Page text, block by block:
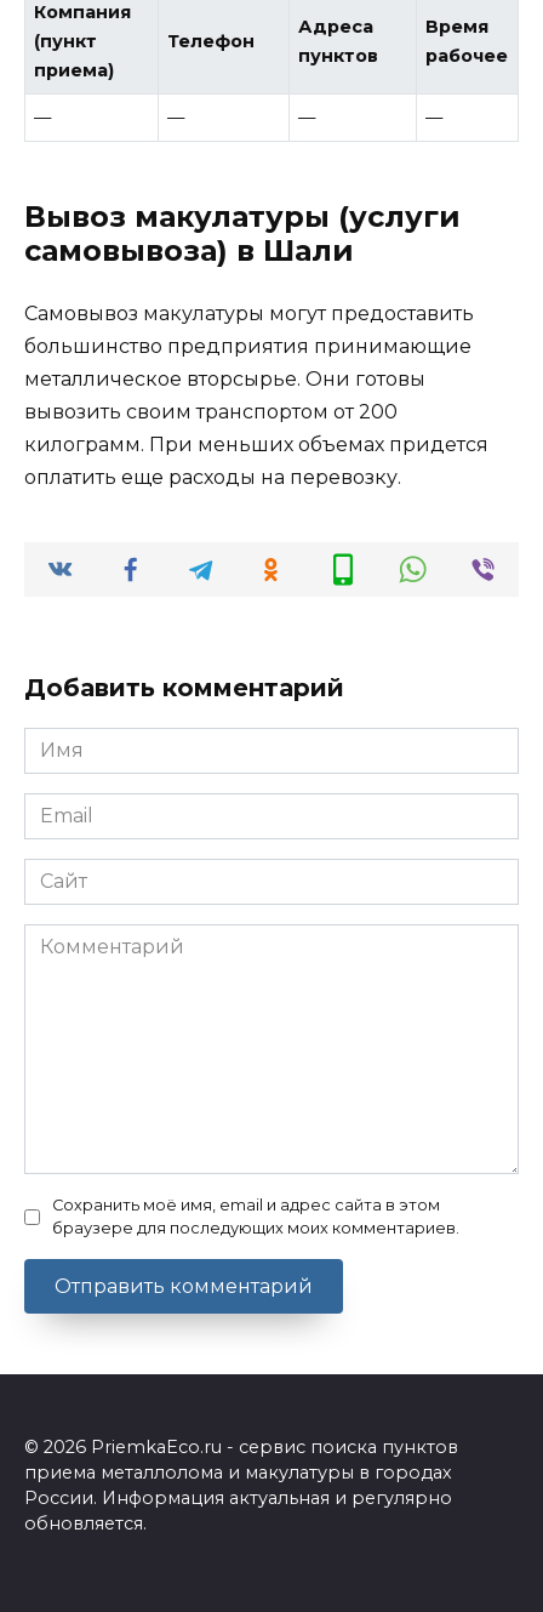
Компания
(пункт
приема)
Телефон
Адреса
пунктов
Время
рабочее
— — — —
Вывоз макулатуры (услуги
самовывоза) в Шали
Самовывоз макулатуры могут предоставить
большинство предприятия принимающие
металлическое вторсырье. Они готовы
вывозить своим транспортом от 200
килограмм. При меньших объемах придется
оплатить еще расходы на перевозку.
Добавить комментарий
Имя
*
Email
*
Сайт
Комментарий
Сохранить моё имя, email и адрес сайта в этом
браузере для последующих моих комментариев.
© 2026 PriemkaEco.ru - сервис поиска пунктов
приема металлолома и макулатуры в городах
России. Информация актуальная и регулярно
обновляется.